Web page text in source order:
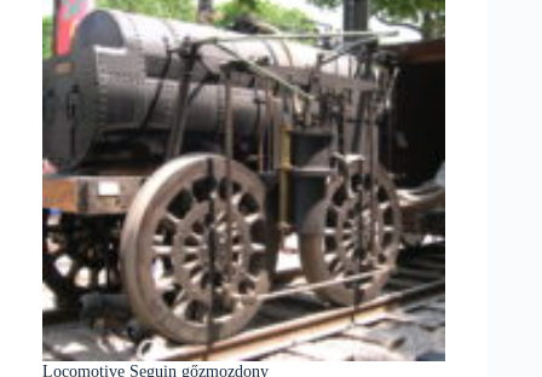
Locomotive Seguin gőzmozdony